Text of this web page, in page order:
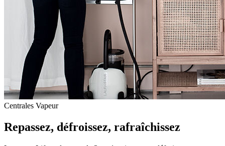
Centrales Vapeur
Repassez, défroissez, rafraîchissez